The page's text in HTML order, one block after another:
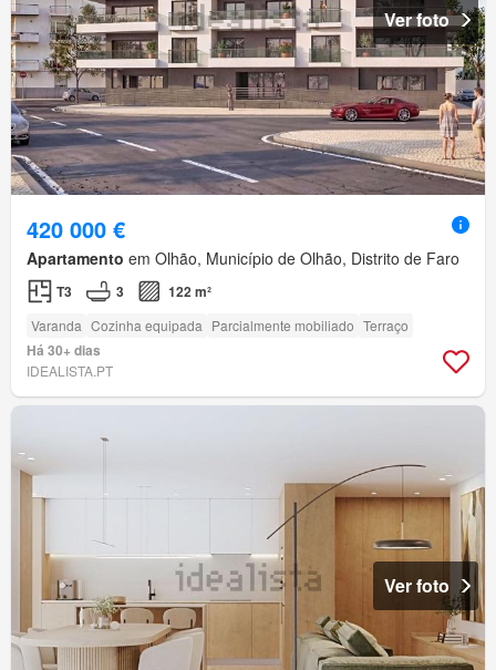
Ver foto
420 000 €
Apartamento em Olhão, Município de Olhão, Distrito de Faro
T3 3 122 m²
Varanda Cozinha equipada Parcialmente mobiliado Terraço
Há 30+ dias
IDEALISTA.PT
Ver foto